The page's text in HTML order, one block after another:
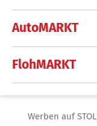
AutoMARKT
FlohMARKT
Werben auf STOL